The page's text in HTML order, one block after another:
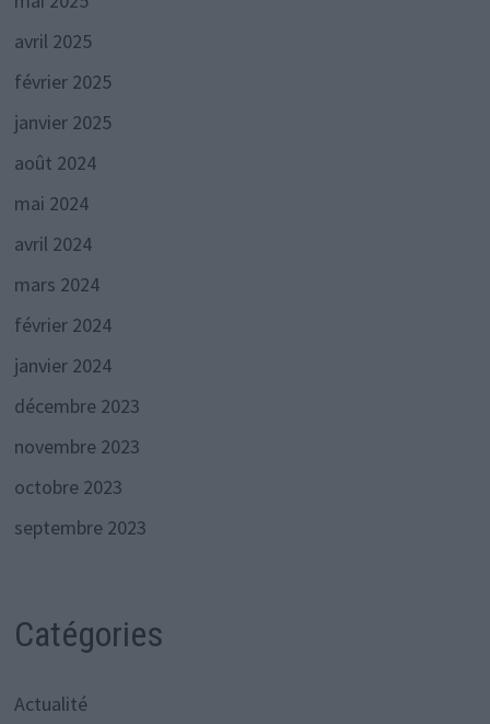
avril 2025
février 2025
janvier 2025
août 2024
mai 2024
avril 2024
mars 2024
février 2024
janvier 2024
décembre 2023
novembre 2023
octobre 2023
septembre 2023
Catégories
Actualité